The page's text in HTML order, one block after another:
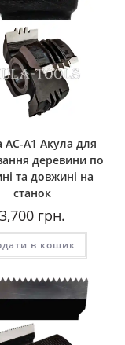
AС-A1 Акула для
деревини по
та довжині на
станок
3,700грн.
в кошик